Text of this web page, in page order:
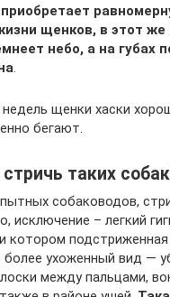
щенков, в этот же
небо, а на губах
щенки хаски
бегают.
таких
собаководов,
исключение – легкий
котором
более ухоженный вид —
между пальцами,